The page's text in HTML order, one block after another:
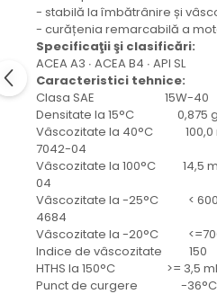
SÖRENSEN
Mecanice
Electrice
Hidraulice
Cilindri hidraulici si burdufe
protectie
Grup electropompa
Bolturi, role si bucsi
MAMMUT LIFT
Mecanice
Electrice
Hidraulice
- stabilă la îmbătrânire și
- curățenia remarcabilă a
Specificaţii şi clasificări:
ACEA A3 ∙ ACEA B4 ∙ API SL
Caracteristici tehnice:
Clasa SAE 15W-
Densitate la 15°C 0,875
Vâscozitate la 40°C
7042-04
Vâscozitate la 100°C
04
Vâscozitate la -25°C <
4684
Vâscozitate la -20°C
Indice de vâscozitate
HTHS la 150°C >= 3,5
Punct de curgere -